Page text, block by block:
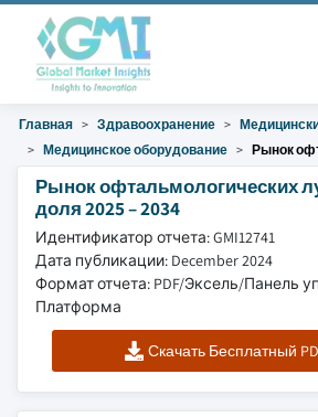
Главная Здравоохранение
Медицинское оборудование
Рынок
Рынок офтальмологических
доля 2025 – 2034
Идентификатор отчета: GMI12741
Дата публикации: December 2024
Формат отчета: PDF/Эксель/Панель
Платформа
Скачать Бесплатный